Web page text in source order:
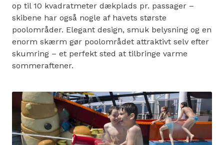
op til 10 kvadratmeter dækplads pr. passager –
skibene har også nogle af havets største
poolområder. Elegant design, smuk belysning og en
enorm skærm gør poolområdet attraktivt selv efter
skumring – et perfekt sted at tilbringe varme
sommeraftener.